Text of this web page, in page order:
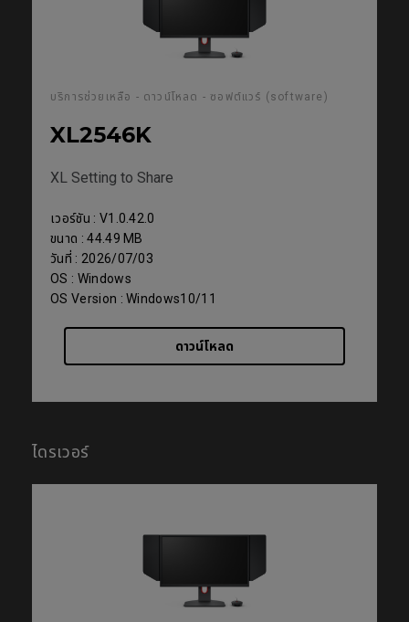
บริการช่วยเหลือ - ดาวน์โหลด - ซอฟต์แวร์ (software)
XL2546K
XL Setting to Share
เวอร์ชัน : V1.0.42.0
ขนาด : 44.49 MB
วันที่ : 2026/07/03
OS : Windows
OS Version : Windows10/11
ดาวน์โหลด
ไดรเวอร์